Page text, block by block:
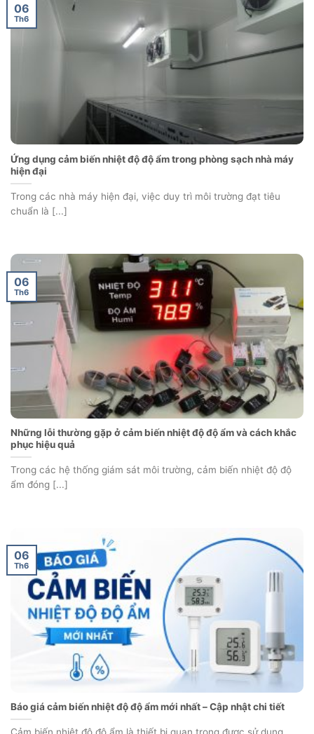
Ứng dụng cảm biến nhiệt độ độ ẩm trong phòng sạch nhà máy
hiện đại
Trong các nhà máy hiện đại, việc duy trì môi trường đạt tiêu
chuẩn là [...]
06
Th6
Những lỗi thường gặp ở cảm biến nhiệt độ độ ẩm và cách khắc
phục hiệu quả
Trong các hệ thống giám sát môi trường, cảm biến nhiệt độ độ
ẩm đóng [...]
06
Th6
Báo giá cảm biến nhiệt độ độ ẩm mới nhất – Cập nhật chi tiết
06
Th6